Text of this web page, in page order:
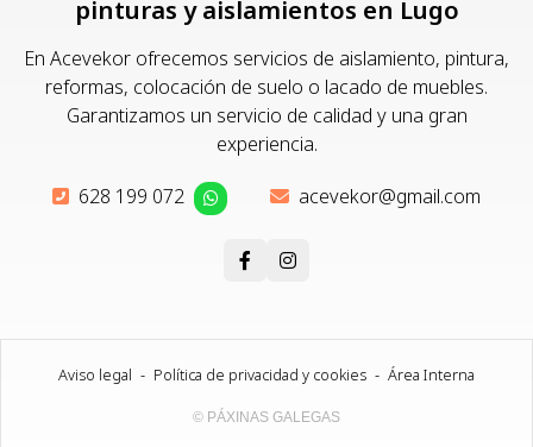
pinturas y aislamientos en Lugo
En Acevekor ofrecemos servicios de aislamiento, pintura,
reformas, colocación de suelo o lacado de muebles.
Garantizamos un servicio de calidad y una gran
experiencia.
628 199 072 acevekor@gmail.com
Aviso legal - Política de privacidad y cookies - Área Interna
© PÁXINAS GALEGAS